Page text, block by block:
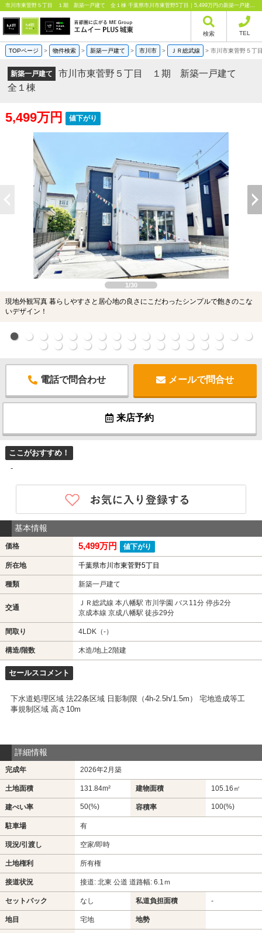
市川市東菅野５丁目 １期 新築一戸建て 全１棟 千葉県市川市東菅野5丁目｜5,499万円の新築一戸建て｜分譲住宅や新築物件｜エムイーPLUS城東株式会社
検索 TEL
TOPページ > 物件検索 > 新築一戸建て > 市川市 > ＪＲ総武線 > 市川市東菅野５
新築一戸建て
市川市東菅野５丁目 １期 新築一戸建て
全１棟
5,499万円 値下がり
1/30
現地外観写真 暮らしやすさと居心地の良さにこだわったシンプルで飽きのこな
いデザイン！
電話で問合わせ メールで問合せ
来店予約
ここがおすすめ！
-
基本情報
価格 5,499万円 値下がり
所在地 千葉県市川市東菅野5丁目
種類 新築一戸建て
交通
ＪＲ総武線 本八幡駅 市川学園 バス11分 停歩2分
京成本線 京成八幡駅 徒歩29分
間取り 4LDK（-）
構造/階数 木造/地上2階建
セールスコメント
下水道処理区域 法22条区域 日影制限（4h-2.5h/1.5m） 宅地造成等工
事規制区域 高さ10m
詳細情報
完成年 2026年2月築
土地面積 131.84m² 建物面積 105.16㎡
建ぺい率 50(%) 容積率 100(%)
駐車場 有
現況/引渡し 空家/即時
土地権利 所有権
接道状況 接道: 北東 公道 道路幅: 6.1ｍ
セットバック なし 私道負担面積 -
地目 宅地 地勢